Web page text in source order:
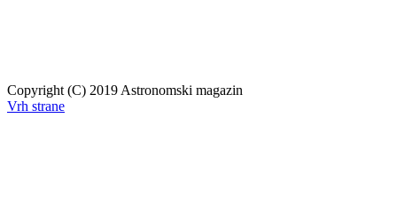
Copyright (C) 2019 Astronomski magazin
Vrh strane